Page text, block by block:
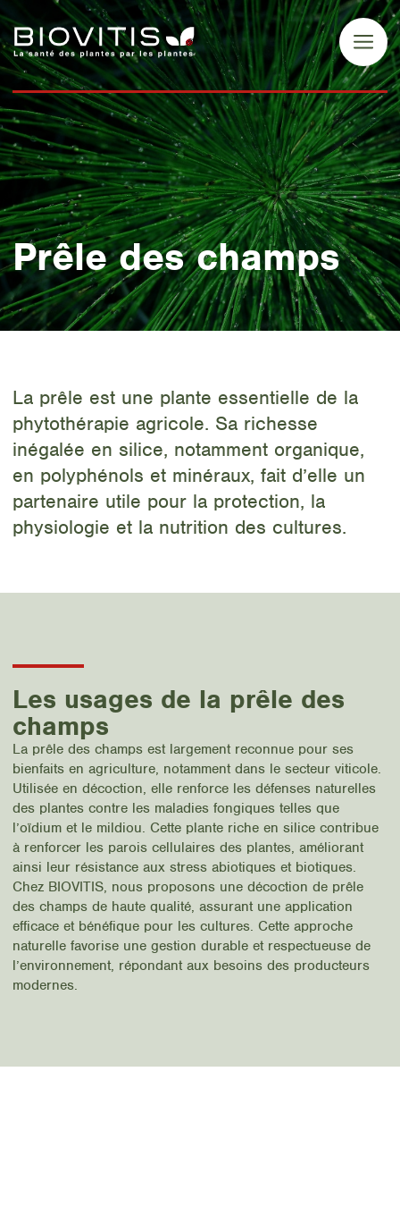
Prêle des champs
La prêle est une plante essentielle de la
phytothérapie agricole. Sa richesse
inégalée en silice, notamment organique,
en polyphénols et minéraux, fait d’elle un
partenaire utile pour la protection, la
physiologie et la nutrition des cultures.
Les usages de la prêle des
champs
La prêle des champs est largement reconnue pour ses
bienfaits en agriculture, notamment dans le secteur viticole.
Utilisée en décoction, elle renforce les défenses naturelles
des plantes contre les maladies fongiques telles que
l’oïdium et le mildiou. Cette plante riche en silice contribue
à renforcer les parois cellulaires des plantes, améliorant
ainsi leur résistance aux stress abiotiques et biotiques.
Chez BIOVITIS, nous proposons une décoction de prêle
des champs de haute qualité, assurant une application
efficace et bénéfique pour les cultures. Cette approche
naturelle favorise une gestion durable et respectueuse de
l’environnement, répondant aux besoins des producteurs
modernes.